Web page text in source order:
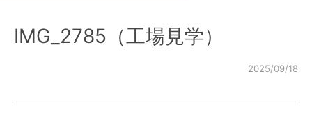
IMG_2785（工場見学）
2025/09/18